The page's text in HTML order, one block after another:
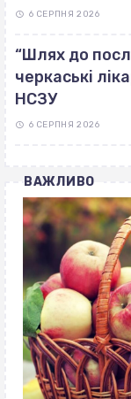
6 СЕРПНЯ 2026
“Шлях до
черкаські
НСЗУ
6 СЕРПНЯ 2026
ВАЖЛИВО